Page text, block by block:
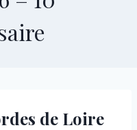
de Loire